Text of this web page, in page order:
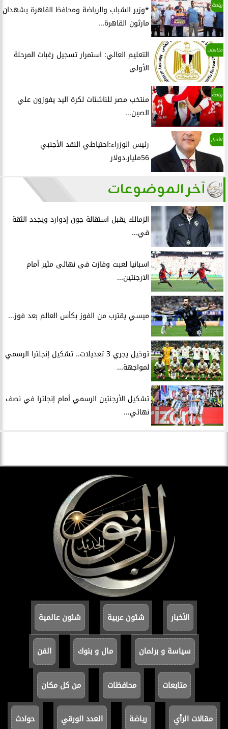
رياضة
*وزير الشباب والرياضة ومحافظ القاهرة يشهدان
مارثون القاهرة...
متابعات
التعليم العالي: استمرار تسجيل رغبات المرحلة
الأولى
رياضة
منتخب مصر للناشئات لكرة اليد يفوزون علي
الصين...
الأخبار
رئيس الوزراء:احتياطي النقد الأجنبي
56مليار.دولار
آخر الموضوعات
الزمالك يقبل استقالة جون إدوارد ويجدد الثقة
في...
اسبانيا لعبت وفازت فى نهائى مثير أمام
الارجنتين...
ميسي يقترب من الفوز بكأس العالم بعد فوز...
توخيل يجري 3 تعديلات.. تشكيل إنجلترا الرسمي
لمواجهة...
تشكيل الأرجنتين الرسمي أمام إنجلترا في نصف
نهائي...
الأخبار شئون عربية شئون عالمية
سياسة و برلمان مال و بنوك الفن
متابعات محافظات من كل مكان
مقالات الرأي رياضة العدد الورقي حوادث